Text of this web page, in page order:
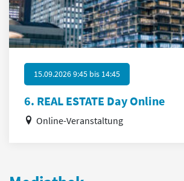
15.09.2026 9:45 bis 14:45
6. REAL ESTATE Day Online
Online-Veranstaltung